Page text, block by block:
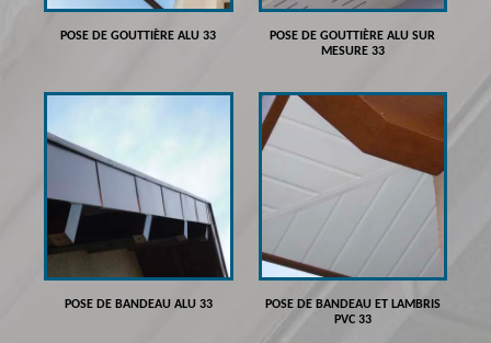
POSE DE GOUTTIÈRE ALU 33
POSE DE GOUTTIÈRE ALU SUR
MESURE 33
POSE DE BANDEAU ALU 33
POSE DE BANDEAU ET LAMBRIS
PVC 33